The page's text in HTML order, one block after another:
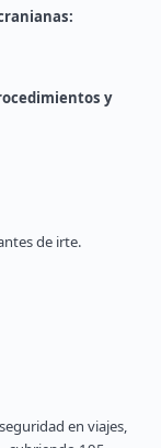
y
de irte.
en viajes,